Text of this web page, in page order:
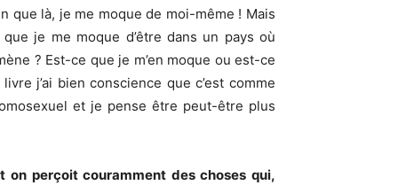
que là, je me moque de moi-même ! Mais
je me moque d’être dans un pays où
? Est-ce que je m’en moque ou est-ce
j’ai bien conscience que c’est comme
et je pense être peut-être plus
on perçoit couramment des choses qui,